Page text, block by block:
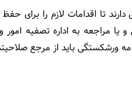
تا اقدامات لازم را برای
مراجعه به اداره تصفیه
ورشکستگی باید از مرجع